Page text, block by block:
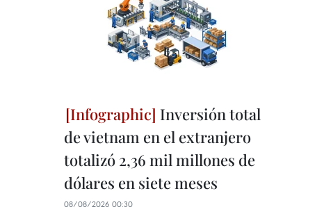
Inversión total
de vietnam en el extranjero
totalizó 2,36 mil millones de
dólares en siete meses
08/08/2026 00:30